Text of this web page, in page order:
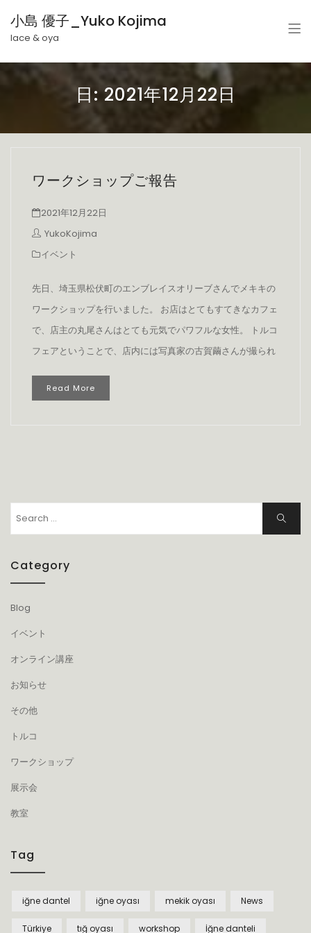
小島 優子_Yuko Kojima
lace & oya
日:2021年12月22日
ワークショップご報告
2021年12月22日
YukoKojima
イベント
先日、埼玉県松伏町のエンブレイスオリーブさんでメキキの
ワークショップを行いました。 お店はとてもすてきなカフェ
で、店主の丸尾さんはとても元気でパワフルな女性。 トルコ
フェアということで、店内には写真家の古賀繭さんが撮られ
Read More
for:
Search
Category
Blog
イベント
オンライン講座
お知らせ
その他
トルコ
ワークショップ
展示会
教室
Tag
iğne dantel iğne oyası mekik oyası News
Türkiye tığ oyası workshop İğne danteli